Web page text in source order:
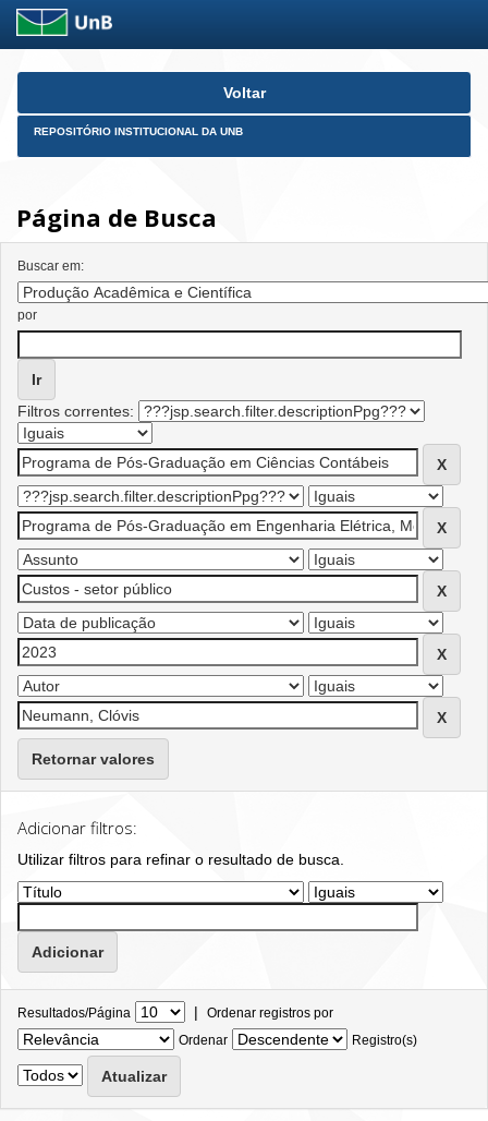
Skip
Voltar
REPOSITÓRIO INSTITUCIONAL DA UNB
Página de Busca
Buscar em:
por
Filtros correntes:
Retornar valores
Adicionar filtros:
Utilizar filtros para refinar o resultado de busca.
Resultados/Página | Ordenar registros por
Ordenar
Registro(s)